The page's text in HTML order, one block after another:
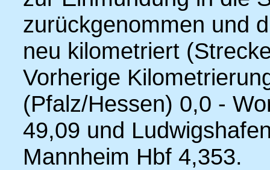
zurückgenommen und
neu kilometriert
Vorherige
(Pfalz/Hessen) 0,0 -
49,09 und
Mannheim Hbf 4,353.